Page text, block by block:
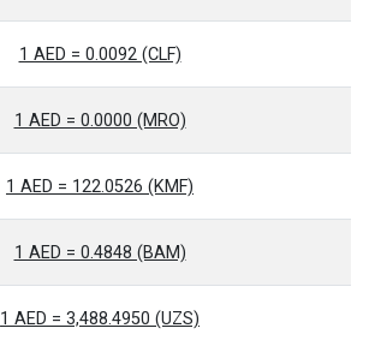
1 AED = 0.0092 (CLF)
1 AED = 0.0000 (MRO)
1 AED = 122.0526 (KMF)
1 AED = 0.4848 (BAM)
1 AED = 3,488.4950 (UZS)